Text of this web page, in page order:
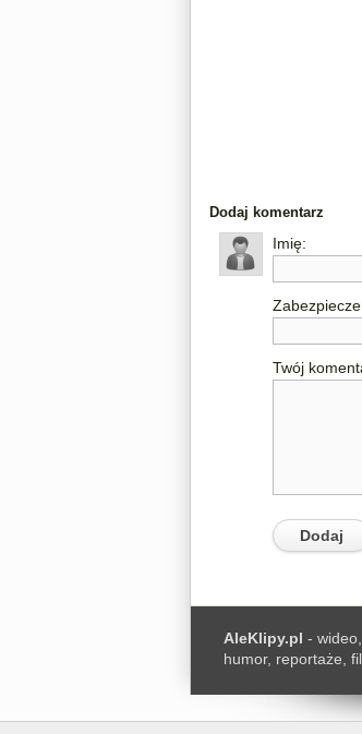
Dodaj komentarz
Imię:
Twój
AleKlipy.pl -
humor, reportaże,